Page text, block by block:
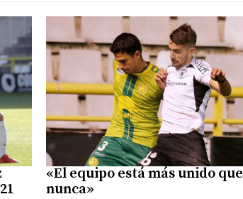
«El equipo está más unido que
nunca»